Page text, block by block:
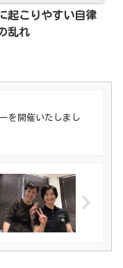
起こりやすい自律
乱れ
を開催いたしまし